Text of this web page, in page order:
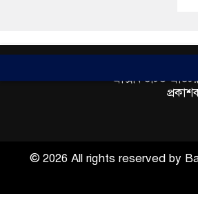
এক্সিকিউটিভ
© 2026 All rights reserved by